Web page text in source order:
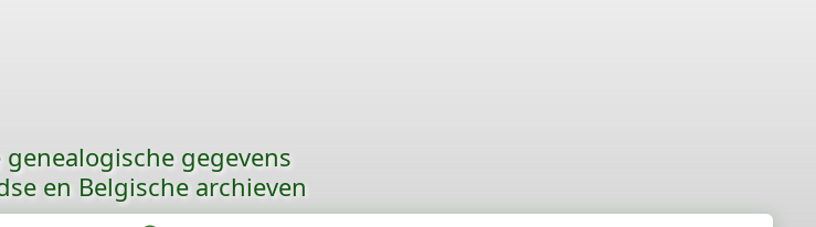
genealogische gegevens
en Belgische archieven